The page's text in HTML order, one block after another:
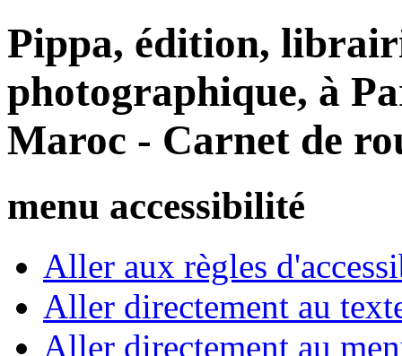
Pippa, édition,
photographique, à
Maroc - Carnet de
menu accessibilité
Aller aux règles
Aller directement au
Aller directement au